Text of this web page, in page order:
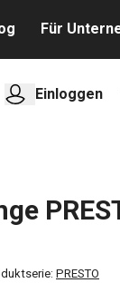
Für
Einloggen
PRESTO